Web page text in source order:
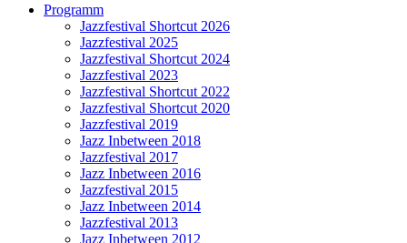
Programm
Jazzfestival Shortcut 2026
Jazzfestival 2025
Jazzfestival Shortcut 2024
Jazzfestival 2023
Jazzfestival Shortcut 2022
Jazzfestival Shortcut 2020
Jazzfestival 2019
Jazz Inbetween 2018
Jazzfestival 2017
Jazz Inbetween 2016
Jazzfestival 2015
Jazz Inbetween 2014
Jazzfestival 2013
Jazz Inbetween 2012